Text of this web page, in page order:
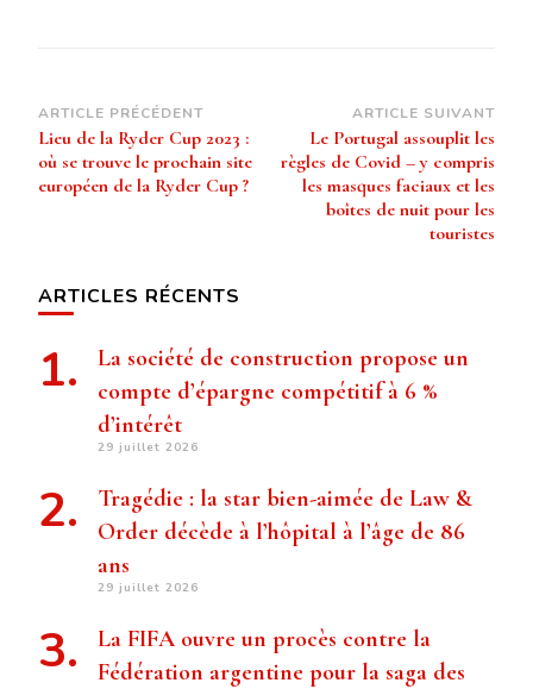
Navigation
d’article
ARTICLE PRÉCÉDENT
Lieu de la Ryder Cup 2023 :
où se trouve le prochain site
européen de la Ryder Cup ?
ARTICLE SUIVANT
Le Portugal assouplit les
règles de Covid – y compris
les masques faciaux et les
boîtes de nuit pour les
touristes
ARTICLES RÉCENTS
La société de construction propose un
compte d’épargne compétitif à 6 %
d’intérêt
29 juillet 2026
Tragédie : la star bien-aimée de Law &
Order décède à l’hôpital à l’âge de 86
ans
29 juillet 2026
La FIFA ouvre un procès contre la
Fédération argentine pour la saga des